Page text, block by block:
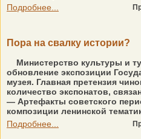
Подробнее...
Пора на свалку истории?
Министерство культуры и
обновление экспозиции
музея. Главная претензия
количество экспонатов,
— Артефакты советского
композиции ленинской
Подробнее...